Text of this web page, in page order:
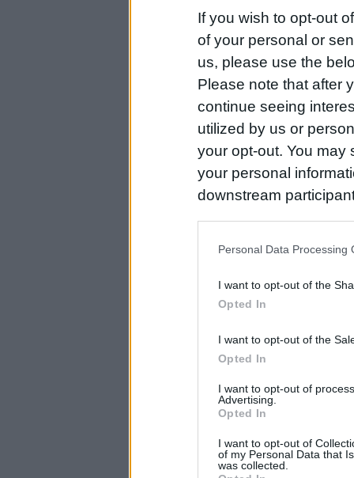
If you wish to opt-out
of your personal or
us, please use the
Please note that after
continue seeing
utilized by us or
your opt-out. You may
your personal
downstream
us to third parties on
Personal Data Processing
I want to opt-out of the
Opted In
I want to opt-out of the
Opted In
I want to opt-out of
Advertising.
Opted In
I want to opt-out of
of my Personal Data that
was collected.